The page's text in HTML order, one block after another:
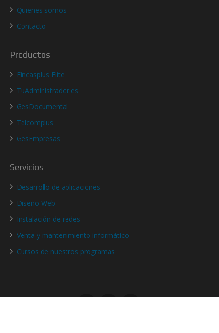
Quienes somos
Contacto
Productos
Fincasplus Elite
TuAdministrador.es
GesDocumental
Telcomplus
GesEmpresas
Servicios
Desarrollo de aplicaciones
Diseño Web
Instalación de redes
Venta y mantenimiento informático
Cursos de nuestros programas